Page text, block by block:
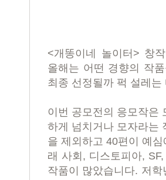
<개똥이네 놀이터 > 창
올해는 어떤 경향의 작
최종 선정될까 퍽 설레
이번 공모전의 응모작은
하게 넘치거나 모자라는
을 제외하고40편이 예
래 사회 , 디스토피아, SF,
작품이 많았습니다. 저학